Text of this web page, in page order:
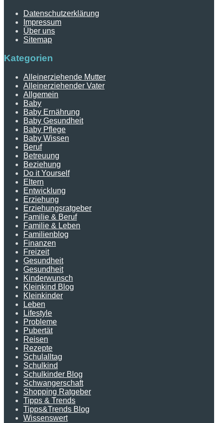
Datenschutzerklärung
Impressum
Über uns
Sitemap
Kategorien
Alleinerziehende Mutter
Alleinerziehender Vater
Allgemein
Baby
Baby Ernährung
Baby Gesundheit
Baby Pflege
Baby Wissen
Beruf
Betreuung
Beziehung
Do it Yourself
Eltern
Entwicklung
Erziehung
Erziehungsratgeber
Familie & Beruf
Familie & Leben
Familienblog
Finanzen
Freizeit
Gesundheit
Gesundheit
Kinderwunsch
Kleinkind Blog
Kleinkinder
Leben
Lifestyle
Probleme
Pubertät
Reisen
Rezepte
Schulalltag
Schulkind
Schulkinder Blog
Schwangerschaft
Shopping Ratgeber
Tipps & Trends
Tipps&Trends Blog
Wissenswert